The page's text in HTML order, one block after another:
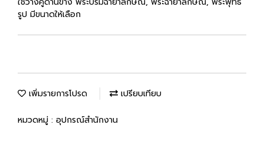
รูป มีขนาดให้เลือก
เพิ่มรายการโปรด เปรียบเทียบ
หมวดหมู่ : อุปกรณ์สำนักงาน